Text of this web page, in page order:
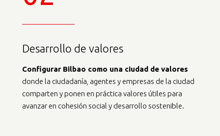
Desarrollo de valores
Configurar Bilbao como una ciudad de valores
donde la ciudadanía, agentes y empresas de la ciudad
comparten y ponen en práctica valores útiles para
avanzar en cohesión social y desarrollo sostenible.